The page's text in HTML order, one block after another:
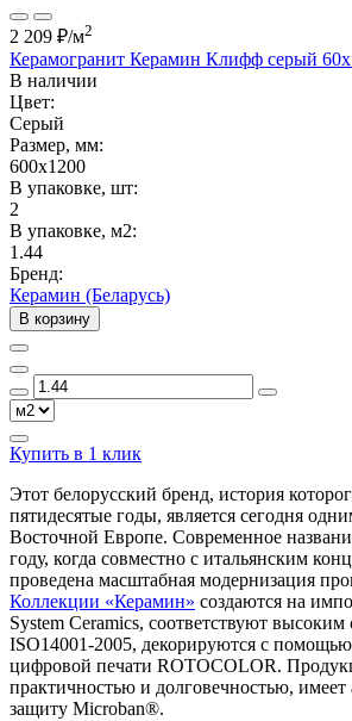
2 209 ₽/м2
Керамогранит Керамин Клифф серый
В наличии
Цвет:
Серый
Размер, мм:
600x1200
В упаковке, шт:
2
В упаковке, м2:
1.44
Бренд:
Керамин (Беларусь)
В корзину
Купить в 1 клик
Этот белорусский бренд, история
пятидесятые годы, является сегодня
Восточной Европе. Современное
году, когда совместно с итальянским
проведена масштабная модернизация
Коллекции «Керамин» создаются на
System Ceramics, соответствуют высоким
ISO14001-2005, декорируются с
цифровой печати ROTOCOLOR.
практичностью и долговечностью,
защиту Microban®.